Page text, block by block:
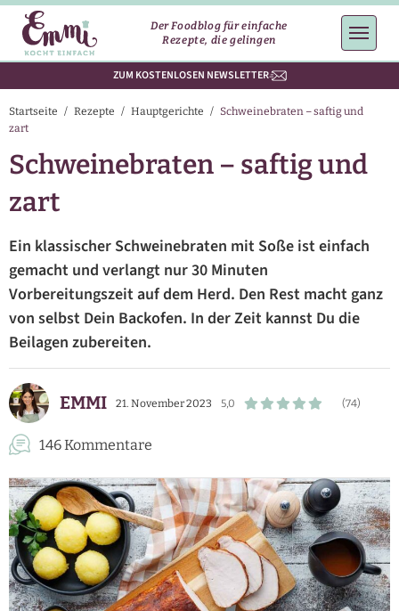
Der Foodblog für einfache
Rezepte, die gelingen
ZUM KOSTENLOSEN NEWSLETTER
Startseite / Rezepte / Hauptgerichte / Schweinebraten – saftig und
zart
Schweinebraten – saftig und
zart
Ein klassischer Schweinebraten mit Soße ist einfach
gemacht und verlangt nur 30 Minuten
Vorbereitungszeit auf dem Herd. Den Rest macht ganz
von selbst Dein Backofen. In der Zeit kannst Du die
Beilagen zubereiten.
EMMI 21. November 2023 5,0 (74)
146 Kommentare